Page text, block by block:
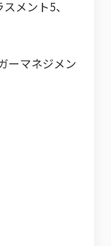
メント5、
ーマネジメン